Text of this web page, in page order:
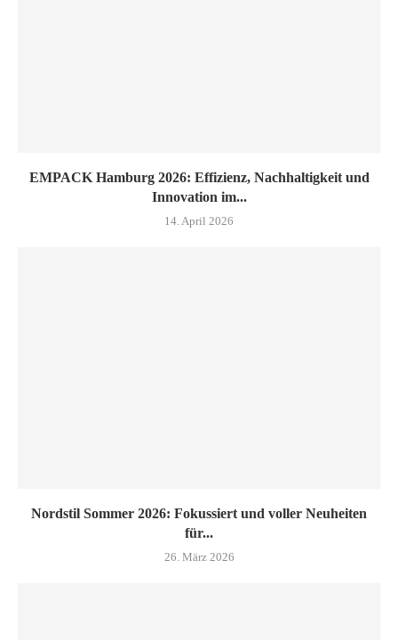
EMPACK Hamburg 2026: Effizienz, Nachhaltigkeit und
Innovation im...
14. April 2026
Nordstil Sommer 2026: Fokussiert und voller Neuheiten
für...
26. März 2026